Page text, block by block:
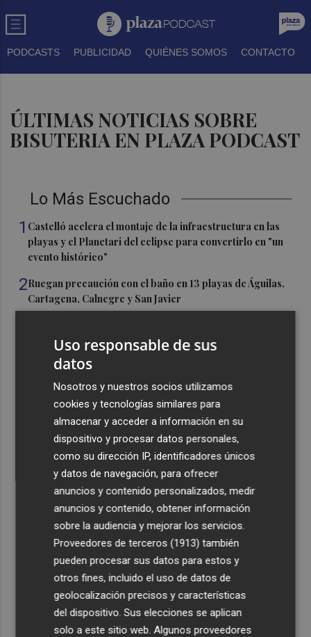
PODCASTS PUBLICIDAD QUIÉNES SOMOS CONTACTO
ÚLTIMAS NOTICIAS SOBRE
BISUTERIA EN PLAZA PODCAST
Lo Más Escuchado
1 Castelló acelera el montaje de la infraestructura en las
playas y el Planetari del eclipse para convertirlo en "un
evento histórico"
2Ruegan precaución con el baño en 13 playas de Águilas,
Cartagena, Calnegre y San Javier
por EEUU
De Frida Kahlo a Kubrick: un repaso por los eclipses de
la cultura
El Villarreal cierra la pretemporada con buenas
sensaciones y Ayoze como goleador
Recibe toda la actualidad de
Plaza Podcast en tu correo
Quiero suscribirme
Uso responsable de sus
datos
Nosotros y nuestros socios utilizamos
cookies y tecnologías similares para
almacenar y acceder a información en su
dispositivo y procesar datos personales,
como su dirección IP, identificadores únicos
y datos de navegación, para ofrecer
anuncios y contenido personalizados, medir
anuncios y contenido, obtener información
sobre la audiencia y mejorar los servicios.
Proveedores de terceros (1913) también
pueden procesar sus datos para estos y
otros fines, incluido el uso de datos de
geolocalización precisos y características
del dispositivo. Sus elecciones se aplican
solo a este sitio web. Algunos proveedores